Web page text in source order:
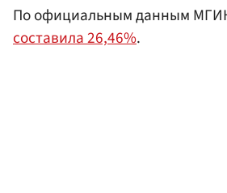
По официальным данным
составила 26,46%.